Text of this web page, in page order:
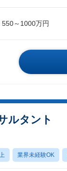
550～1000万円
ルタント
業界未経験OK